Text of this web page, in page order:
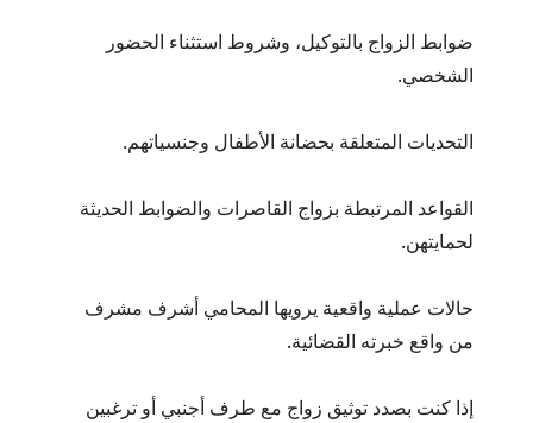
ضوابط الزواج بالتوكيل، وشروط استثناء الحضور
الشخصي.
التحديات المتعلقة بحضانة الأطفال وجنسياتهم.
القواعد المرتبطة بزواج القاصرات والضوابط الحديثة
لحمايتهن.
حالات عملية واقعية يرويها المحامي أشرف مشرف
من واقع خبرته القضائية.
إذا كنت بصدد توثيق زواج مع طرف أجنبي أو ترغبين